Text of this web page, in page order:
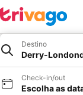
Destino
Derry-
Check-in/out
Escolha as